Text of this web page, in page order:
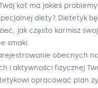
kot ma jakieś
diety? Dietetyk
jak często karmisz
smaki.
obecnych
i aktywności fizycznej
opracować plan